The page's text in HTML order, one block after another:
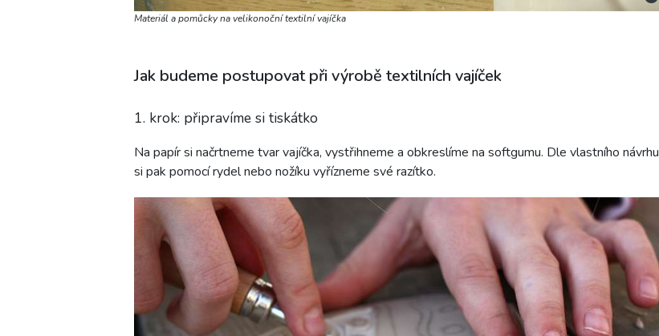
Materiál a pomůcky na velikonoční textilní vajíčka
Jak budeme postupovat při výrobě textilních vajíček
1. krok: připravíme si tiskátko
Na papír si načrtneme tvar vajíčka, vystřihneme a obkreslíme na softgumu. Dle vlastního návrhu
si pak pomocí rydel nebo nožíku vyřízneme své razítko.